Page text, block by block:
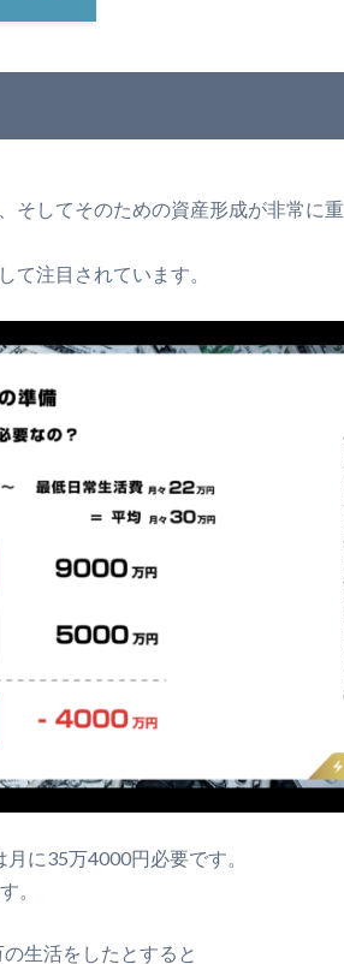
そしてそのための資産形成が非常に重
て注目されています。
に35万4000円必要です。
。
生活をしたとすると